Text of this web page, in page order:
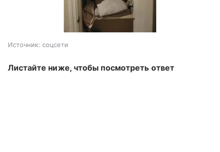
Источник: соцсети
Листайте ниже, чтобы посмотреть ответ